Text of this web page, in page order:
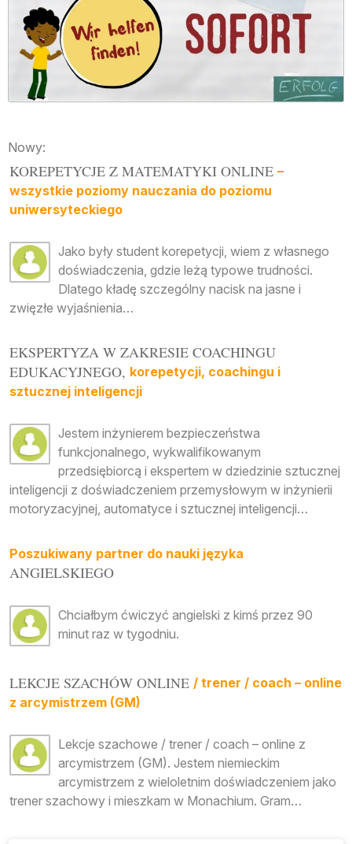
Nowy:
KOREPETYCJE Z MATEMATYKI ONLINE –
wszystkie poziomy nauczania do poziomu
uniwersyteckiego
Jako były student korepetycji, wiem z własnego
doświadczenia, gdzie leżą typowe trudności.
Dlatego kładę szczególny nacisk na jasne i
zwięzłe wyjaśnienia…
EKSPERTYZA W ZAKRESIE COACHINGU
EDUKACYJNEGO, korepetycji, coachingu i
sztucznej inteligencji
Jestem inżynierem bezpieczeństwa
funkcjonalnego, wykwalifikowanym
przedsiębiorcą i ekspertem w dziedzinie sztucznej
inteligencji z doświadczeniem przemysłowym w inżynierii
motoryzacyjnej, automatyce i sztucznej inteligencji…
Poszukiwany partner do nauki języka
ANGIELSKIEGO
Chciałbym ćwiczyć angielski z kimś przez 90
minut raz w tygodniu.
LEKCJE SZACHÓW ONLINE / trener / coach – online
z arcymistrzem (GM)
Lekcje szachowe / trener / coach – online z
arcymistrzem (GM). Jestem niemieckim
arcymistrzem z wieloletnim doświadczeniem jako
trener szachowy i mieszkam w Monachium. Gram…